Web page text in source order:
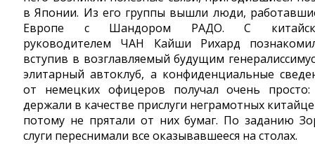
в Японии. Из его группы вышли люди,
Европе с Шандором РАДО. С
руководителем ЧАН Кайши Рихард
вступив в возглавляемый будущим
элитарный автоклуб, а конфиденциальные
от немецких офицеров получал очень
держали в качестве прислуги неграмотных
потому не прятали от них бумаг. По заданию
слуги переснимали все оказывавшееся на столах.